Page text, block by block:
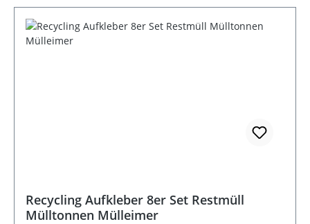
Recycling Aufkleber 8er Set Restmüll
Mülltonnen Mülleimer